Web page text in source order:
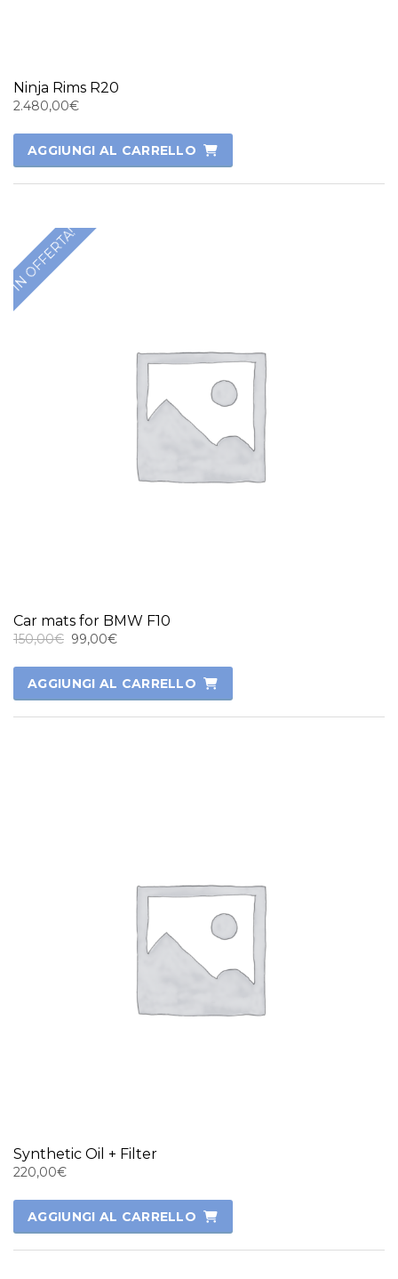
Ninja Rims R20
2.480,00€
AGGIUNGI AL CARRELLO
IN OFFERTA!
Car mats for BMW F10
150,00€ Il
era:
99,00€Il
è:
AGGIUNGI AL CARRELLO
Synthetic Oil + Filter
220,00€
AGGIUNGI AL CARRELLO